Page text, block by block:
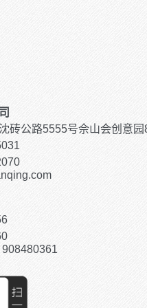
砖公路5555号佘山会创意园